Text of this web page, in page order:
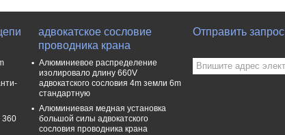
360
адвокатское сословие
проводника крана
Алюминиевое распределение
изолировало длину 660V
адвокатского сословия 4m земли 6m
стандартную
Алюминиевая медная установка
большой силы адвокатского
сословия проводника крана
Отправить запрос